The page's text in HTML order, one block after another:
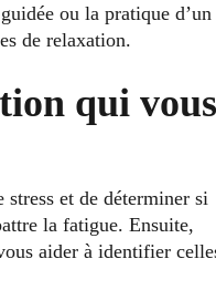
ou la pratique d’un
de relaxation.
qui vous
et de déterminer si
la fatigue. Ensuite,
aider à identifier